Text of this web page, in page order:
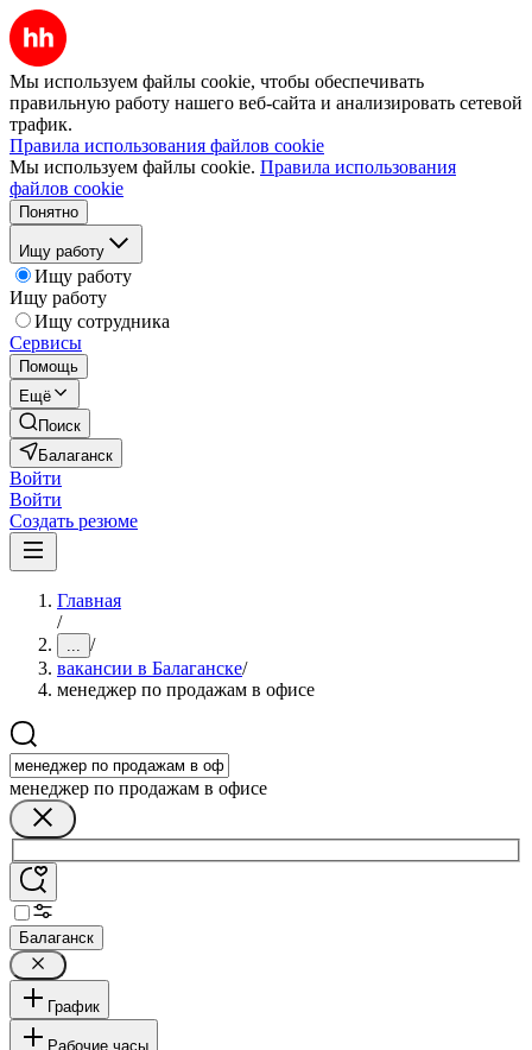
Мы используем файлы cookie, чтобы обеспечивать
правильную работу нашего веб-сайта и анализировать сетевой
трафик.
Правила использования файлов cookie
Мы используем файлы cookie. Правила использования
файлов cookie
Понятно
Ищу работу
Ищу работу
Ищу работу
Ищу сотрудника
Сервисы
Помощь
Ещё
Поиск
Балаганск
Войти
Войти
Создать резюме
Главная
/
... /
вакансии в Балаганске/
менеджер по продажам в офисе
менеджер по продажам в офисе
Балаганск
График
Рабочие часы